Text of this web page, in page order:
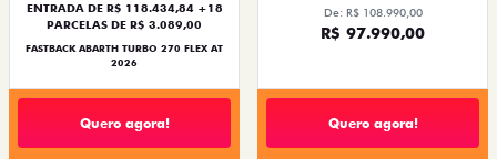
ENTRADA DE R$ 118.434,84 +18
PARCELAS DE R$ 3.089,00
FASTBACK ABARTH TURBO 270 FLEX AT
2026
Quero agora!
De: R$ 108.990,00
R$ 97.990,00
Quero agora!